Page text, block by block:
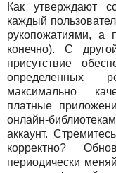
Как утверждают
каждый
рукопожатиями, а
конечно). С
присутствие
определенных
максимально
платные
онлайн-
аккаунт.
корректно?
периодически